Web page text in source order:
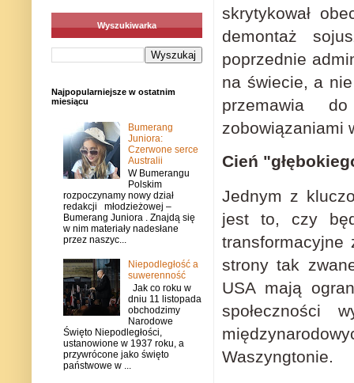
skrytykował
demontaż
poprzednie
na świecie, a
przemawia
zobowiązaniami
Cień
Jednym z
jest to, czy
strony tak
USA mają
społeczności
Waszyngtonie.
Wyszukiwarka
Najpopularniejsze w ostatnim
miesiącu
Bumerang
Juniora:
Czerwone serce
Australii
W Bumerangu
Polskim
rozpoczynamy nowy dział
redakcji młodzieżowej –
Bumerang Juniora . Znajdą się
w nim materiały nadesłane
przez naszyc...
Niepodległość a
suwerenność
Jak co roku w
dniu 11 listopada
obchodzimy
Narodowe
Święto Niepodległości,
ustanowione w 1937 roku, a
przywrócone jako święto
państwowe w ...